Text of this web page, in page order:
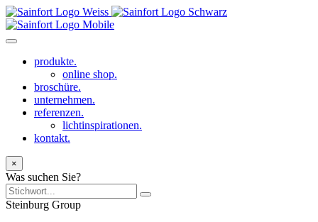
produkte.
online shop.
broschüre.
unternehmen.
referenzen.
lichtinspirationen.
kontakt.
×
Was suchen Sie?
Steinburg Group